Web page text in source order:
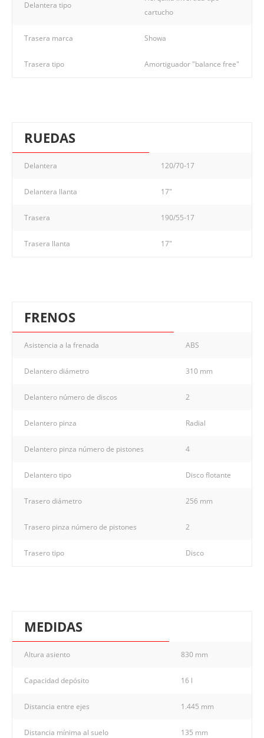
Delantera tipo
cartucho
Trasera marca Showa
Trasera tipo Amortiguador "balance free"
RUEDAS
Delantera 120/70-17
Delantera llanta 17"
Trasera 190/55-17
Trasera llanta 17"
FRENOS
Asistencia a la frenada ABS
Delantero diámetro 310 mm
Delantero número de discos 2
Delantero pinza Radial
Delantero pinza número de pistones 4
Delantero tipo Disco flotante
Trasero diámetro 256 mm
Trasero pinza número de pistones 2
Trasero tipo Disco
MEDIDAS
Altura asiento 830 mm
Capacidad depósito 16 l
Distancia entre ejes 1.445 mm
Distancia mínima al suelo 135 mm